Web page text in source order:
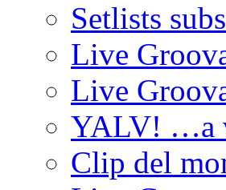
Setlists
Live
Live
YALV! …a
Clip del